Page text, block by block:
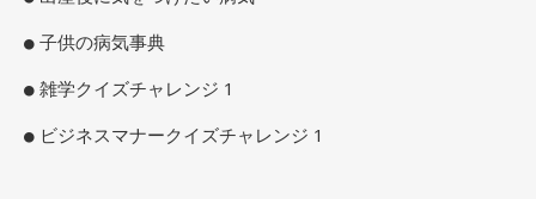
子供の病気事典
雑学クイズチャレンジ 1
ビジネスマナークイズチャレンジ 1